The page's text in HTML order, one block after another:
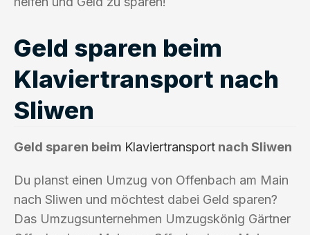
Geld sparen beim
Klaviertransport nach
Sliwen
Geld sparen beim Klaviertransport nach Sliwen
Du planst einen Umzug von Offenbach am Main
nach Sliwen und möchtest dabei Geld sparen?
Das Umzugsunternehmen Umzugskönig Gärtner